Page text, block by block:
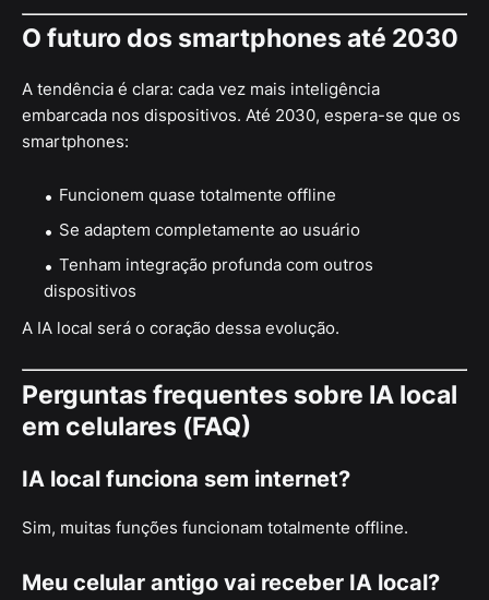
O futuro dos smartphones até 2030
A tendência é clara: cada vez mais inteligência
embarcada nos dispositivos. Até 2030, espera-se que os
smartphones:
Funcionem quase totalmente offline
Se adaptem completamente ao usuário
Tenham integração profunda com outros
dispositivos
A IA local será o coração dessa evolução.
Perguntas frequentes sobre IA local
em celulares (FAQ)
IA local funciona sem internet?
Sim, muitas funções funcionam totalmente offline.
Meu celular antigo vai receber IA local?